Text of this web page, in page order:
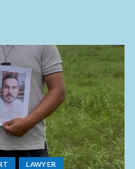
LAWYER